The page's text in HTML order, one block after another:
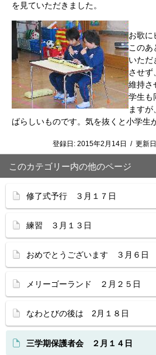
を見ていただきました。
お歌に
このあ
いただ
させず
維持さ
学生も
ます
ばらしいものです。気を抜くと小学生
登録日: 2015年2月14日 / 更新
このカテゴリー内の他のページ
修了式予行 ３月１７日
練習 ３月１３日
おめでとうございます ３月６日
メリーゴーランド ２月２５日
なわとびの後は 2月１８日
三学期保護者会 ２月１４日